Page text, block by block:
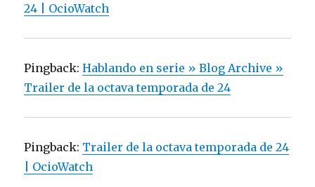
24 | OcioWatch
Pingback:Hablando en serie » Blog Archive »
Trailer de la octava temporada de 24
Pingback: Trailer de la octava temporada de 24
| OcioWatch